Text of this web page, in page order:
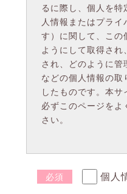
るに際し、個人を
人情報またはプライ
す）に関して、この
ようにして取得され
され、どのように
などの個人情報の取
したものです。本サ
必ずこのページを
さい。
プライバシーポリシ
必須 個人